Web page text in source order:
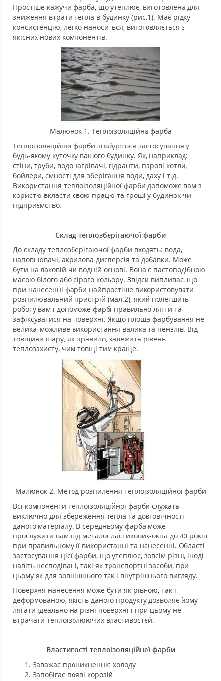
Простіше кажучи фарба, що утеплює, виготовлена для
зниження втрати тепла в будинку (рис.1). Має рідку
консистенцію, легко наноситься, виготовляється з
якісних нових компонентів.
Малюнок 1. Теплоізоляційна фарба
Теплоізоляційної фарби знайдеться застосування у
будь-якому куточку вашого будинку. Як, наприклад:
стіни, труби, водонагрівачі, гідранти, парові котли,
бойлери, ємності для зберігання води, даху і т.д.
Використання теплоізоляційної фарби допоможе вам з
користю вкласти свою працю та гроші у будинок чи
підприємство.
Склад теплозберігаючої фарби
До складу теплозберігаючої фарби входять: вода,
наповнювачі, акрилова дисперсія та добавки. Може
бути на лаковій чи водній основі. Вона є пастоподібною
масою білого або сірого кольору. Звідси випливає, що
при нанесенні фарби найпростіше використовувати
розпилювальний пристрій (мал.2), який полегшить
роботу вам і допоможе фарбі правильно лягти та
зафіксуватися на поверхні. Якщо площа фарбування не
велика, можливе використання валика та пензлів. Від
товщини шару, як правило, залежить рівень
теплозахисту, чим товщі тим краще.
Малюнок 2. Метод розпилення теплоізоляційної фарби
Всі компоненти теплоізоляційної фарби служать
виключно для збереження тепла та довговічності
даного матеріалу. В середньому фарба може
прослужити вам від металопластикових-окна до 40 років
при правильному її використанні та нанесенні. Області
застосування цієї фарби, що утеплює, зовсім різні, іноді
навіть несподівані, такі як транспортні засоби, при
цьому як для зовнішнього так і внутрішнього вигляду.
Поверхня нанесення може бути як рівною, так і
деформованою, якість даного продукту дозволяє йому
лягати ідеально на різні поверхні і при цьому не
втрачати теплоізолюючих властивостей.
Властивості теплоізоляційної фарби
Заважає проникненню холоду
Запобігає появі корозій